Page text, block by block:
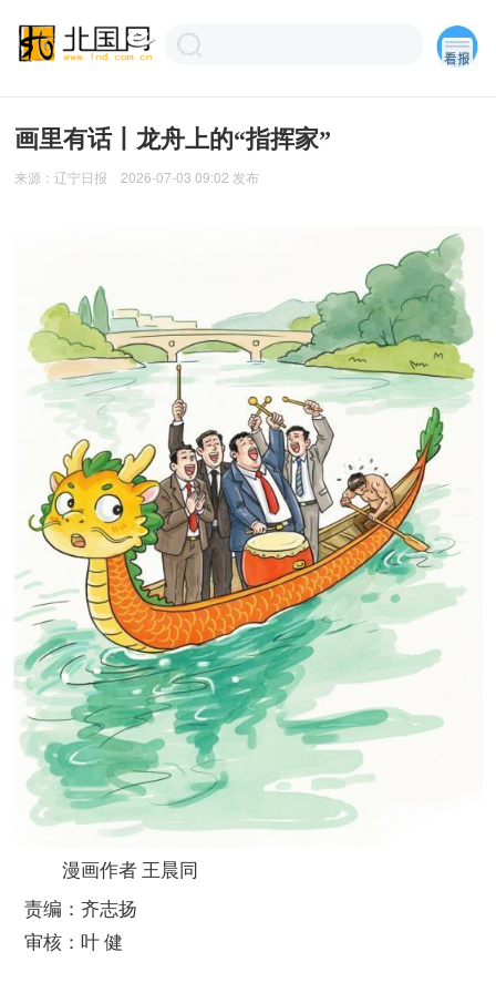
画里有话丨龙舟上的“指挥家”
来源：辽宁日报 2026-07-03 09:02 发布
漫画作者 王晨同
责编：齐志扬
审核：叶 健